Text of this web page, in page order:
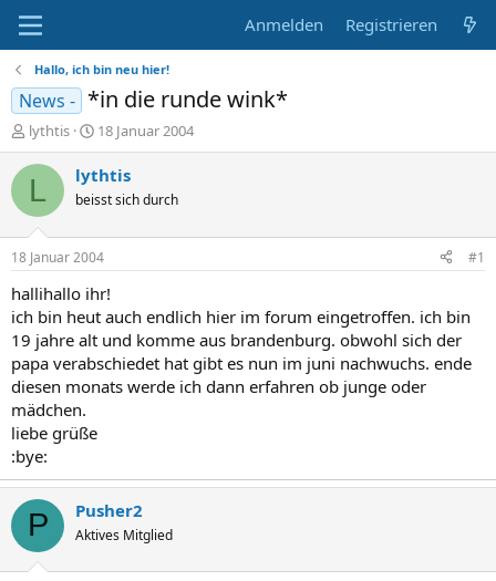
Anmelden Registrieren
Hallo, ich bin neu hier!
News - *in die runde wink*
E
r
s
e
r
lythtis
E
r
s
e
t
a
m
18 Januar 2004
L lythtis
beisst sich durch
18 Januar 2004 #1
hallihallo ihr!
ich bin heut auch endlich hier im forum eingetroffen. ich bin
19 jahre alt und komme aus brandenburg. obwohl sich der
papa verabschiedet hat gibt es nun im juni nachwuchs. ende
diesen monats werde ich dann erfahren ob junge oder
mädchen.
liebe grüße
:bye:
P Pusher2
Aktives Mitglied